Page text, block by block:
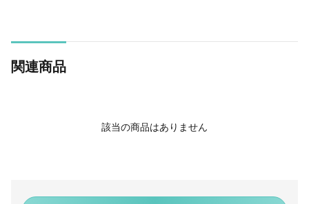
関連商品
該当の商品はありません